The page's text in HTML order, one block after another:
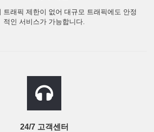
트래픽 제한이 없어 대규모 트래픽에도 안정
적인 서비스가 가능합니다.
24/7 고객센터